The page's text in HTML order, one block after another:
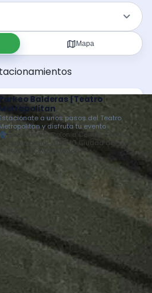
Mapa
Parkeo Balderas | Teatro
a unos pasos del Teatro
y disfruta tu evento
Balderas 39, Colonia Centro, Centro,
Cuauhtémoc, 06040 Ciudad de
México, CDMX, México